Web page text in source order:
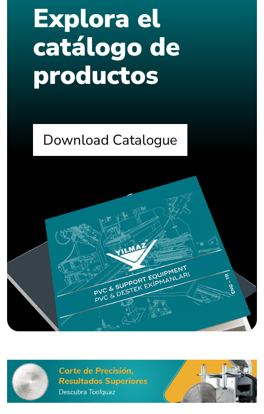
Explora el
catálogo de
productos
Download Catalogue